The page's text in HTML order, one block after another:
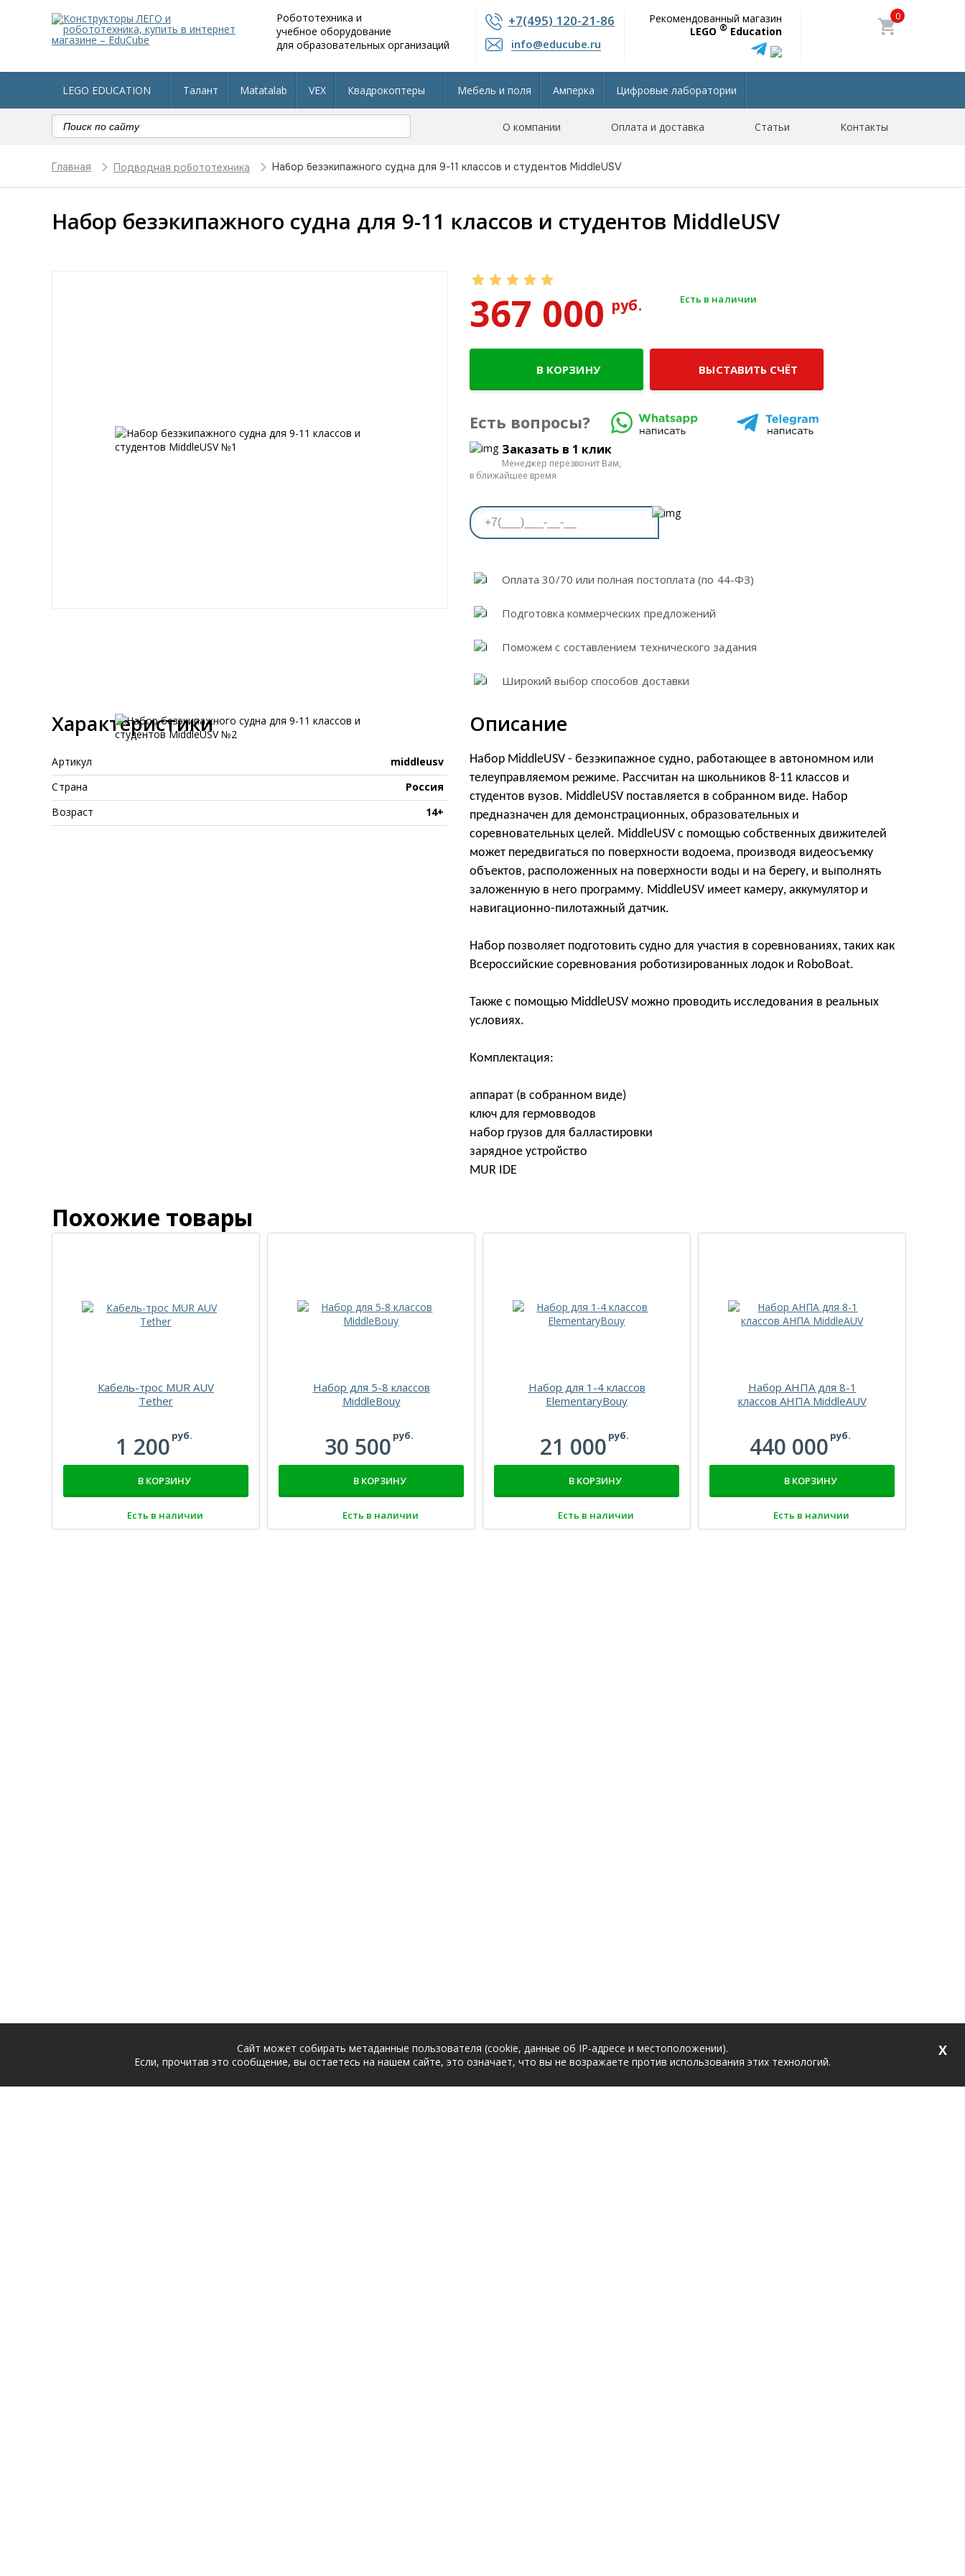
Робототехника и
учебное оборудование
для образовательных организаций
+7(495) 120-21-86
info@educube.ru
Рекомендованный магазин
LEGO ® Education
0
LEGO EDUCATION Талант Matatalab VEX Квадрокоптеры Мебель и поля Амперка Цифровые лаборатории
Робототехника в детский сад Интерактивные панели Остальные разделы
О компании Оплата и доставка Статьи Контакты
Главная Подводная робототехника Набор безэкипажного судна для 9-11 классов и студентов MiddleUSV
Набор безэкипажного судна для 9-11 классов и студентов MiddleUSV
367 000руб. Есть в наличии
В КОРЗИНУ ВЫСТАВИТЬ СЧЁТ
Есть вопросы?
Заказать в 1 клик
Менеджер перезвонит Вам,
в ближайшее время
Оплата 30/70 или полная постоплата (по 44-ФЗ)
Подготовка коммерческих предложений
Поможем с составлением технического задания
Широкий выбор способов доставки
Характеристики
Артикул
middleusv
Страна
Россия
Возраст
14+
Описание
Набор MiddleUSV - безэкипажное судно, работающее в автономном или
телеуправляемом режиме. Рассчитан на школьников 8-11 классов и
студентов вузов. MiddleUSV поставляется в собранном виде. Набор
предназначен для демонстрационных, образовательных и
соревновательных целей. MiddleUSV с помощью собственных движителей
может передвигаться по поверхности водоема, производя видеосъемку
объектов, расположенных на поверхности воды и на берегу, и выполнять
заложенную в него программу. MiddleUSV имеет камеру, аккумулятор и
навигационно-пилотажный датчик.
Набор позволяет подготовить судно для участия в соревнованиях, таких как
Всероссийские соревнования роботизированных лодок и RoboBoat.
Также с помощью MiddleUSV можно проводить исследования в реальных
условиях.
Комплектация:
аппарат (в собранном виде)
ключ для гермовводов
набор грузов для балластировки
зарядное устройство
MUR IDE
Похожие товары
Кабель-трос MUR AUV
Tether
1 200руб.
В КОРЗИНУ
Есть в наличии
Набор для 5-8 классов
MiddleBouy
30 500руб.
В КОРЗИНУ
Есть в наличии
Набор для 1-4 классов
ElementaryBouy
21 000руб.
В КОРЗИНУ
Есть в наличии
Набор АНПА для 8-1
классов АНПА MiddleAUV
440 000руб.
В КОРЗИНУ
Есть в наличии
X
Сайт может собирать метаданные пользователя (cookie, данные об IP-адресе и местоположении).
Если, прочитав это сообщение, вы остаетесь на нашем сайте, это означает, что вы не возражаете против использования этих технологий.